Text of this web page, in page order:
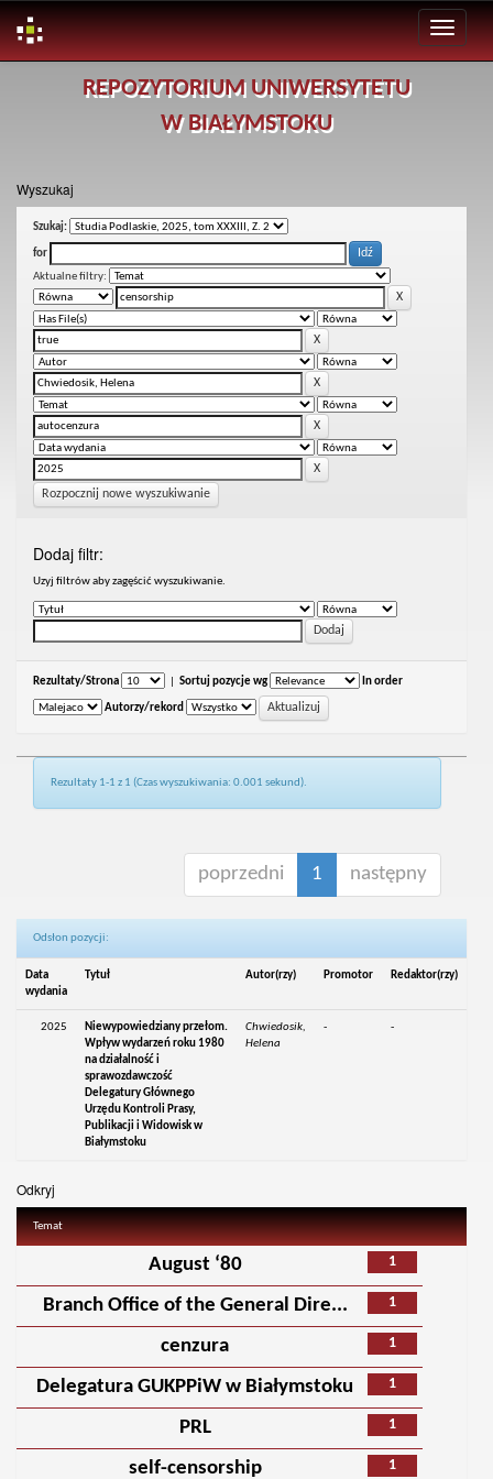
REPOZYTORIUM UNIWERSYTETU
W BIAŁYMSTOKU
Wyszukaj
Szukaj:
for
Aktualne filtry:
Rozpocznij nowe wyszukiwanie
Dodaj filtr:
Uzyj filtrów aby zagęścić wyszukiwanie.
Rezultaty/Strona Sortuj pozycje wg In order
Autorzy/rekord
Rezultaty 1-1 z 1 (Czas wyszukiwania: 0.001 sekund).
poprzedni 1 następny
Odsłon pozycji:
Data
wydania
Tytuł Autor(rzy) Promotor Redaktor(rzy)
2025
Niewypowiedziany przełom.
Wpływ wydarzeń roku 1980
na działalność i
sprawozdawczość
Delegatury Głównego
Urzędu Kontroli Prasy,
Publikacji i Widowisk w
Białymstoku
Chwiedosik,
Helena
- -
Odkryj
Temat
1
August ‘80
1
Branch Office of the General Dire...
1
cenzura
1
Delegatura GUKPPiW w Białymstoku
1
PRL
1
self-censorship